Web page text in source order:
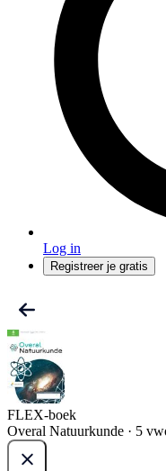
Log in
Registreer je gratis
FLEX-boek
Overal Natuurkunde · 5